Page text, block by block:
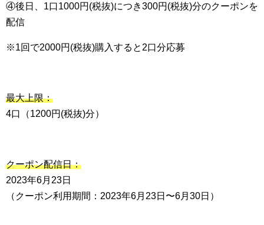
④後日、1口1000円(税抜)につき300円(税抜)分のクーポンを
配信
※1回で2000円(税抜)購入すると2口分応募
最大上限：
4口（1200円(税抜)分）
クーポン配信日：
2023年6月23日
（クーポン利用期間：2023年6⽉23⽇〜6⽉30⽇）